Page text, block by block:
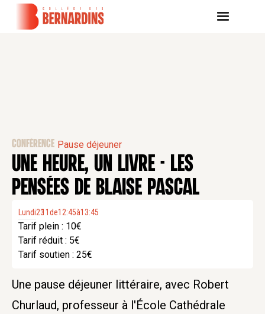
CONFÉRENCE Pause déjeuner
UNE HEURE, UN LIVRE - LES
PENSÉES DE BLAISE PASCAL
Lundi23.
11de12:45à13:45
Tarif plein : 10€
Tarif réduit : 5€
Tarif soutien : 25€
Une pause déjeuner littéraire, avec Robert
Churlaud, professeur à l'École Cathédrale